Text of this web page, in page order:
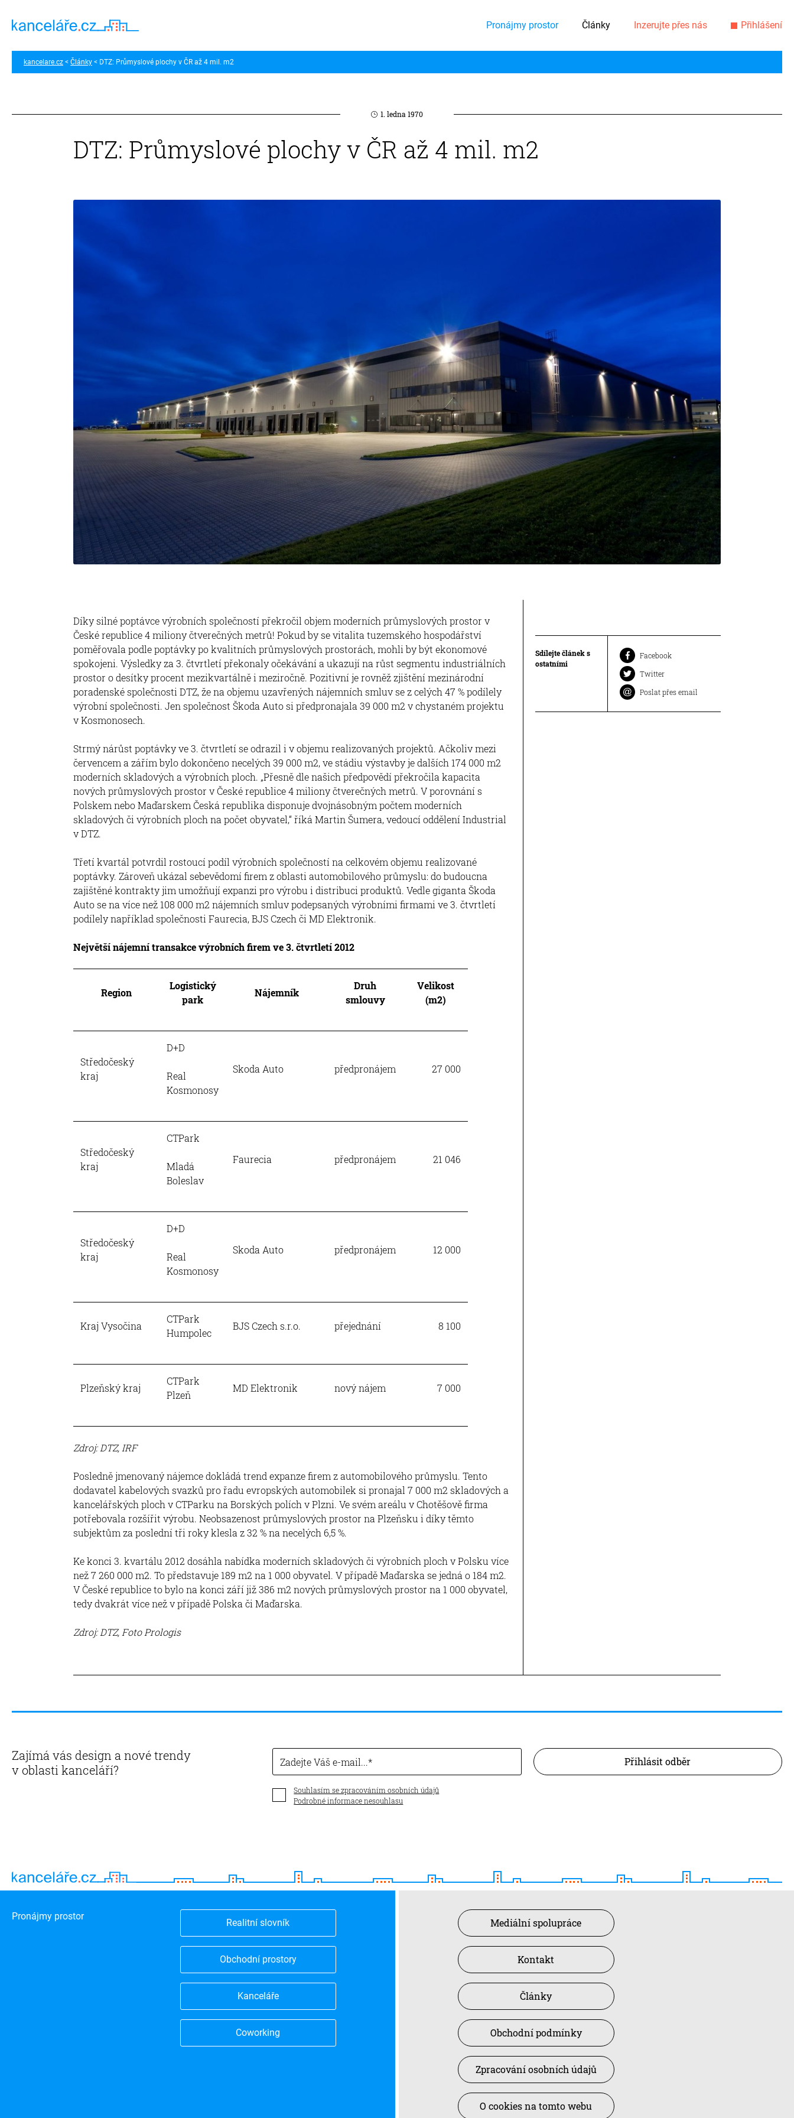
Pronájmy prostor Články Inzerujte přes nás Přihlášení
kancelare.cz Články DTZ: Průmyslové plochy v ČR až 4 mil. m2
1. ledna 1970
DTZ: Průmyslové plochy v ČR až 4 mil. m2
Díky silné poptávce výrobních společností překročil objem moderních průmyslových prostor v
České republice 4 miliony čtverečných metrů! Pokud by se vitalita tuzemského hospodářství
poměřovala podle poptávky po kvalitních průmyslových prostorách, mohli by být ekonomové
spokojeni. Výsledky za 3. čtvrtletí překonaly očekávání a ukazují na růst segmentu industriálních
prostor o desítky procent mezikvartálně i meziročně. Pozitivní je rovněž zjištění mezinárodní
poradenské společnosti DTZ, že na objemu uzavřených nájemních smluv se z celých 47 % podílely
výrobní společnosti. Jen společnost Škoda Auto si předpronajala 39 000 m2 v chystaném projektu
v Kosmonosech.
Strmý nárůst poptávky ve 3. čtvrtletí se odrazil i v objemu realizovaných projektů. Ačkoliv mezi
červencem a zářím bylo dokončeno necelých 39 000 m2, ve stádiu výstavby je dalších 174 000 m2
moderních skladových a výrobních ploch. „Přesně dle našich předpovědí překročila kapacita
nových průmyslových prostor v České republice 4 miliony čtverečných metrů. V porovnání s
Polskem nebo Maďarskem Česká republika disponuje dvojnásobným počtem moderních
skladových či výrobních ploch na počet obyvatel,“ říká Martin Šumera, vedoucí oddělení Industrial
v DTZ.
Třetí kvartál potvrdil rostoucí podíl výrobních společností na celkovém objemu realizované
poptávky. Zároveň ukázal sebevědomí firem z oblasti automobilového průmyslu: do budoucna
zajištěné kontrakty jim umožňují expanzi pro výrobu i distribuci produktů. Vedle giganta Škoda
Auto se na více než 108 000 m2 nájemních smluv podepsaných výrobními firmami ve 3. čtvrtletí
podílely například společnosti Faurecia, BJS Czech či MD Elektronik.
Největší nájemní transakce výrobních firem ve 3. čtvrtletí 2012
Region
Logistický
park
Nájemník
Druh
smlouvy
Velikost
(m2)
Středočeský
kraj
D+D
Real
Kosmonosy
Skoda Auto předpronájem 27 000
Středočeský
kraj
CTPark
Mladá
Boleslav
Faurecia předpronájem 21 046
Středočeský
kraj
D+D
Real
Kosmonosy
Skoda Auto předpronájem 12 000
Kraj Vysočina
CTPark
Humpolec
BJS Czech s.r.o. přejednání 8 100
Plzeňský kraj
CTPark
Plzeň
MD Elektronik nový nájem 7 000
Zdroj: DTZ, IRF
Posledně jmenovaný nájemce dokládá trend expanze firem z automobilového průmyslu. Tento
dodavatel kabelových svazků pro řadu evropských automobilek si pronajal 7 000 m2 skladových a
kancelářských ploch v CTParku na Borských polích v Plzni. Ve svém areálu v Chotěšově firma
potřebovala rozšířit výrobu. Neobsazenost průmyslových prostor na Plzeňsku i díky těmto
subjektům za poslední tři roky klesla z 32 % na necelých 6,5 %.
Ke konci 3. kvartálu 2012 dosáhla nabídka moderních skladových či výrobních ploch v Polsku více
než 7 260 000 m2. To představuje 189 m2 na 1 000 obyvatel. V případě Maďarska se jedná o 184 m2.
V České republice to bylo na konci září již 386 m2 nových průmyslových prostor na 1 000 obyvatel,
tedy dvakrát více než v případě Polska či Maďarska.
Zdroj: DTZ, Foto Prologis
Sdílejte článek s
ostatními
Facebook
Twitter
Poslat přes email
Zajímá vás design a nové trendy
v oblasti kanceláří?
Zadejte Váš e-mail...
Souhlasím se zpracováním osobních údajů
Podrobné informace nesouhlasu
Přihlásit odběr
Pronájmy prostor
Realitní slovník
Obchodní prostory
Kanceláře
Coworking
Mediální spolupráce
Kontakt
Články
Obchodní podmínky
Zpracování osobních údajů
O cookies na tomto webu